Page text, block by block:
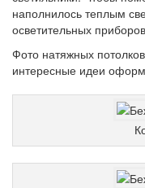
наполнилось теплым
осветительных
Фото натяжных
интересные идеи